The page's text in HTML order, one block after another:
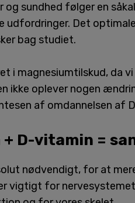
sundhed følger en
udfordringer. Det
bag studiet.
i magnesiumtilskud, da
ikke oplever nogen
af ​​omdannelsen af
+ D-vitamin =
nødvendigt, for at
vigtigt for